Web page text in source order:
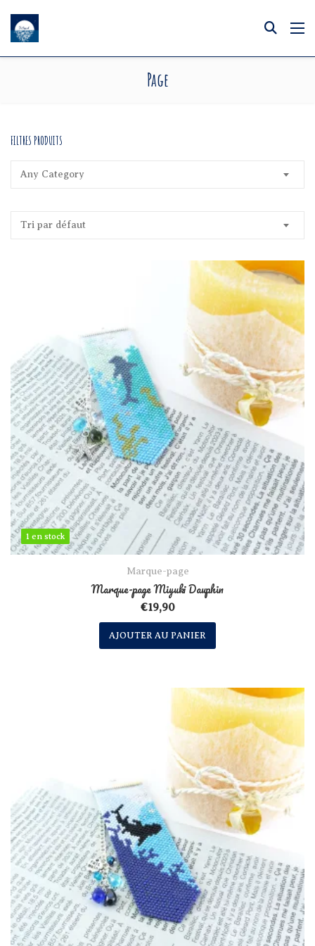
Page
FILTRES PRODUITS
Any Category
Tri par défaut
1 en stock
1 en stock
Marque-page
Marque-page Miyuki Dauphin
€19,90
AJOUTER AU PANIER